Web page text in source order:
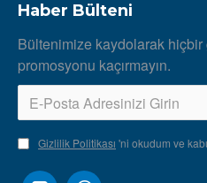
Haber Bülteni
Bültenimize kaydolarak
promosyonu kaçırmayın.
Gizlilik Politikası 'ni okudum ve